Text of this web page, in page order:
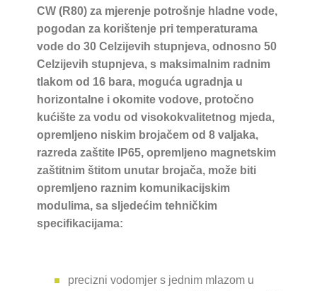
CW (R80) za mjerenje potrošnje hladne vode,
pogodan za korištenje pri temperaturama
vode do 30 Celzijevih stupnjeva, odnosno 50
Celzijevih stupnjeva, s maksimalnim radnim
tlakom od 16 bara, moguća ugradnja u
horizontalne i okomite vodove, protočno
kućište za vodu od visokokvalitetnog mjeda,
opremljeno niskim brojačem od 8 valjaka,
razreda zaštite IP65, opremljeno magnetskim
zaštitnim štitom unutar brojača, može biti
opremljeno raznim komunikacijskim
modulima, sa sljedećim tehničkim
specifikacijama:
precizni vodomjer s jednim mlazom u